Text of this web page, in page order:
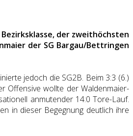
der zweithöchsten
der SG Bargau/Bettringen
jedoch die SG2B. Beim 3:3 (6.)
Offensive wollte der Waldenmaier-
anmutender 14:0 Tore-Lauf.
in dieser Begegnung deutlich ihre